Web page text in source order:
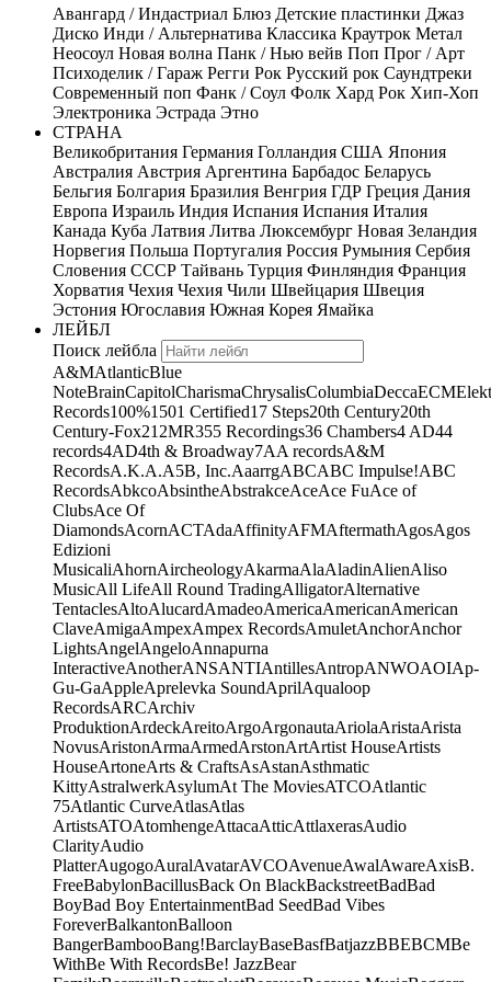
Авангард / Индастриал Блюз Детские пластинки Джаз
Диско Инди / Альтернатива Классика Краутрок Метал
Неосоул Новая волна Панк / Нью вейв Поп Прог / Арт
Психоделик / Гараж Регги Рок Русский рок Саундтреки
Современный поп Фанк / Соул Фолк Хард Рок Хип-Хоп
Электроника Эстрада Этно
СТРАНА
Великобритания Германия Голландия США Япония
Австралия Австрия Аргентина Барбадос Беларусь
Бельгия Болгария Бразилия Венгрия ГДР Греция Дания
Европа Израиль Индия Испания Испания Италия
Канада Куба Латвия Литва Люксембург Новая Зеландия
Норвегия Польша Португалия Россия Румыния Сербия
Словения СССР Тайвань Турция Финляндия Франция
Хорватия Чехия Чехия Чили Швейцария Швеция
Эстония Югославия Южная Корея Ямайка
ЛЕЙБЛ
Поиск лейбла
A&MAtlanticBlue
NoteBrainCapitolCharismaChrysalisColumbiaDeccaECM
Records100%1501 Certified17 Steps20th Century20th
Century-Fox21 2MR355 Recordings36 Chambers4 AD44
records4AD4th & Broadway7AA recordsA&M
RecordsA.K.A.A5B, Inc.AaarrgABCABC Impulse!ABC
RecordsAbkcoAbsintheAbstrakceAceAce FuAce of
ClubsAce Of
DiamondsAcornACTAdaAffinityAFMAftermathAgosAgos
Edizioni
MusicaliAhornAircheologyAkarmaAlaAladinAlienAliso
MusicAll LifeAll Round TradingAlligatorAlternative
TentaclesAltoAlucardAmadeoAmericaAmericanAmerican
ClaveAmigaAmpexAmpex RecordsAmuletAnchorAnchor
LightsAngelAngeloAnnapurna
InteractiveAnotherANSANTIAntillesAntropANWOAOIAp-
Gu-GaAppleAprelevka SoundAprilAqualoop
RecordsARCArchiv
ProduktionArdeckAreitoArgoArgonautaAriolaAristaArista
NovusAristonArmaArmedArstonArtArtist HouseArtists
HouseArtoneArts & CraftsAsAstanAsthmatic
KittyAstralwerkAsylumAt The MoviesATCOAtlantic
75Atlantic CurveAtlasAtlas
ArtistsATOAtomhengeAttacaAtticAttlaxerasAudio
ClarityAudio
PlatterAugogoAuralAvatarAVCOAvenueAwalAwareAxisB.
FreeBabylonBacillusBack On BlackBackstreetBadBad
BoyBad Boy EntertainmentBad SeedBad Vibes
ForeverBalkantonBalloon
BangerBambooBang!BarclayBaseBasfBatjazzBBEBCMBe
WithBe With RecordsBe! JazzBear